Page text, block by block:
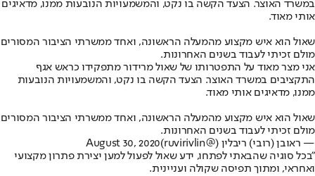
במשרד האוצר. הצעד הקשה בו נקט, והמשמעויות הנובעות ממנו, מדאיגים
אותי מאוד.
שאול הוא איש מקצוע מהמעלה הראשונה, ואחד ממשרתי הציבור המסורים
מולם זכיתי לעבוד בשנים האחרונות.
אני מצר מאוד על התפטרותו של שאול מרידור מתפקידו כראש אגף
התקציבים במשרד האוצר. הצעד הקשה בו נקט, והמשמעויות הנובעות
ממנו, מדאיגים אותי מאוד.
שאול הוא איש מקצוע מהמעלה הראשונה, ואחד ממשרתי הציבור המסורים
מולם זכיתי לעבוד בשנים האחרונות.
— ראובן (רובי) ריבלין (@ruvirivlin)
August 30, 2020
"בכל סוגיה שהבאתי לפתחו, ידע שאול לפעול למען יצירת פתרון מקצועי
ואחראי, ומתוך תפיסה שקולה ועניינית.